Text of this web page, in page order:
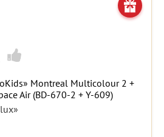
Montreal Multicolour 2 +
Air (BD-670-2 + Y-609)